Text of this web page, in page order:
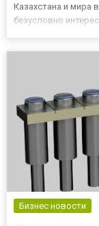
Казахстана и мира
безусловно
Бизнес новости